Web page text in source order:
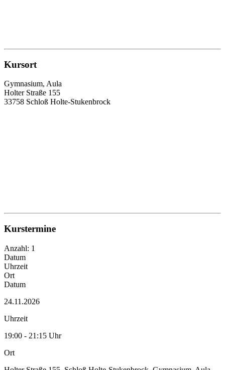
Kursort
Gymnasium, Aula
Holter Straße 155
33758 Schloß Holte-Stukenbrock
Kurstermine
Anzahl: 1
Datum
Uhrzeit
Ort
Datum
24.11.2026
Uhrzeit
19:00 - 21:15 Uhr
Ort